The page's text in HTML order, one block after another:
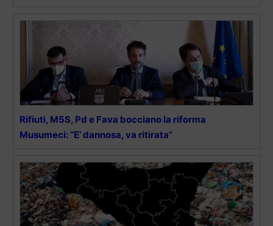
Rifiuti, M5S, Pd e Fava bocciano la riforma
Musumeci: “E’ dannosa, va ritirata”